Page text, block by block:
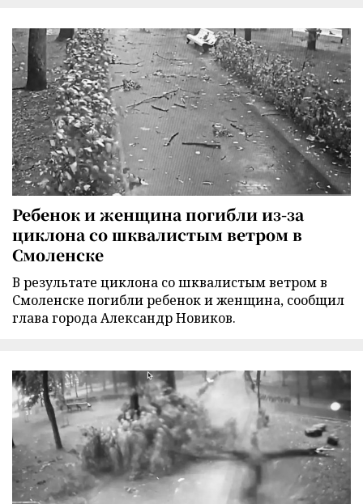
Ребенок и женщина погибли из-за
циклона со шквалистым ветром в
Смоленске
В результате циклона со шквалистым ветром в
Смоленске погибли ребенок и женщина, сообщил
глава города Александр Новиков.